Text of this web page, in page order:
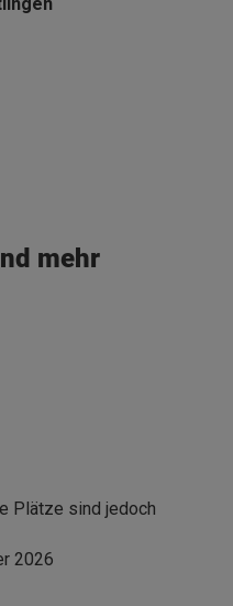
mehr
Plätze sind jedoch
2026